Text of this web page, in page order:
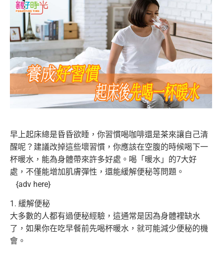
早上起床總是昏昏欲睡，你習慣喝咖啡還是茶來讓自己清
醒呢？建議改掉這些壞習慣，你應該在空腹的時候喝下一
杯暖水，能為身體帶來許多好處。喝「暖水」的7大好
處，不僅能增加肌膚彈性， 還能緩解便秘等問題。
{adv here}
1. 緩解便秘
大多數的人都有過便秘經驗，這通常是因為身體裡缺水
了，如果你在吃早餐前先喝杯暖水，就可能減少便秘的機
會。